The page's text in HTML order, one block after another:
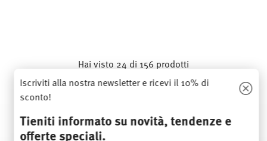
Hai visto 24 di 156 prodotti
Iscriviti alla nostra newsletter e ricevi il 10% di
sconto!
Tieniti informato su novità, tendenze e
offerte speciali.